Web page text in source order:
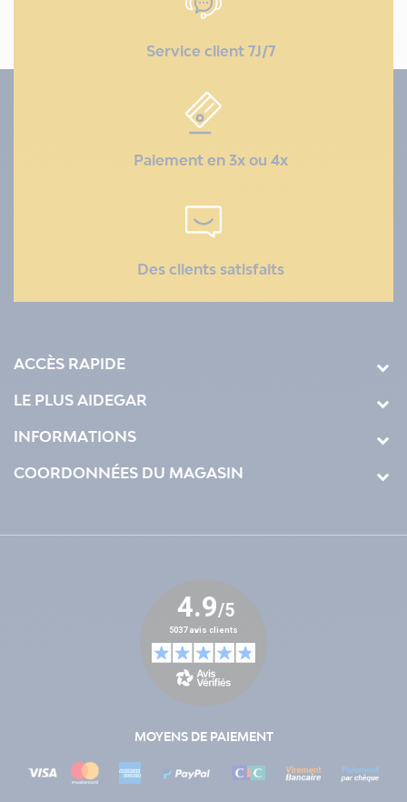
Service client 7J/7
Paiement en 3x ou 4x
Des clients satisfaits
ACCÈS RAPIDE
LE PLUS AIDEGAR
INFORMATIONS
COORDONNÉES DU MAGASIN
MOYENS DE PAIEMENT